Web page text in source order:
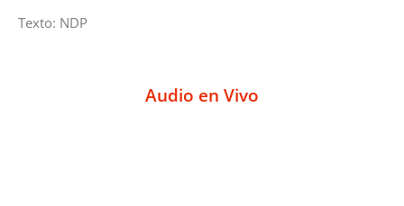
Texto: NDP
Audio en Vivo